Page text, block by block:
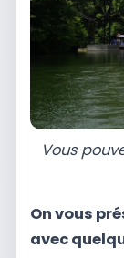
Vous
On vous
avec